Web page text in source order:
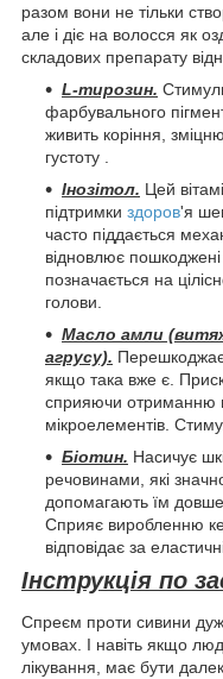
разом вони не тільки
але і діє на волосся як
складових препарату
L-тирозин.
фарбувального
живить коріння,
густоту .
Інозітол. Цей
підтримки здоров'я
часто піддається
відновлює
позначається на
голови.
Масло амли
агрусу). Перешкоджає
якщо така вже є.
сприяючи отриманню
мікроелементів.
Біотин. Насичує
речовинами, які
допомагають їм довше
Сприяє виробленню
відповідає за
Інструкція по
Спреєм проти сивини
умовах. І навіть якщо
лікування, має бути